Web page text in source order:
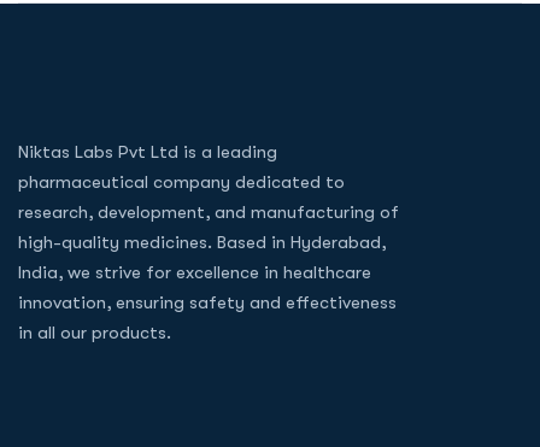
Niktas Labs Pvt Ltd is a leading
pharmaceutical company dedicated to
research, development, and manufacturing of
high-quality medicines. Based in Hyderabad,
India, we strive for excellence in healthcare
innovation, ensuring safety and effectiveness
in all our products.